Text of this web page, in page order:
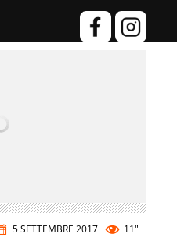
5 SETTEMBRE 2017 11"